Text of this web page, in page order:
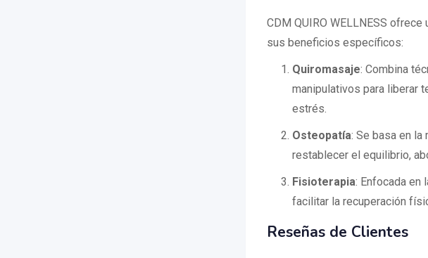
CDM QUIRO WELLNESS
sus beneficios específicos:
Quiromasaje: Combina
manipulativos para liberar
estrés.
Osteopatía: Se basa en
restablecer el equilibrio,
Fisioterapia: Enfocada en
facilitar la recuperación
Reseñas de Clientes